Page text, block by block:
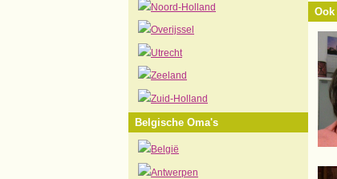
Noord-Holland
Overijssel
Utrecht
Zeeland
Zuid-Holland
Belgische Oma's
België
Antwerpen